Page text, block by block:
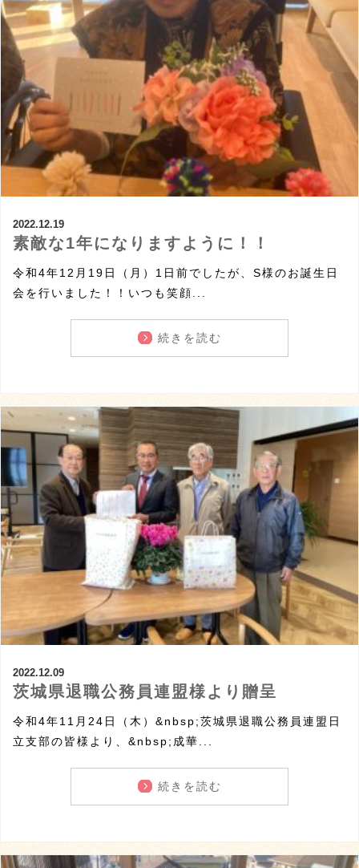
2022.12.19
素敵な1年になりますように！！
令和4年12月19日（月）1日前でしたが、S様のお誕生日
会を行いました！！いつも笑顔...
続きを読む
2022.12.09
茨城県退職公務員連盟様より贈呈
令和4年11月24日（木）&nbsp;茨城県退職公務員連盟日
立支部の皆様より、&nbsp;成華...
続きを読む